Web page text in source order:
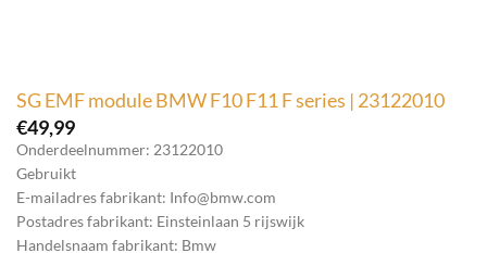
SG EMF module BMW F10 F11 F series | 23122010
€49,99
Onderdeelnummer: 23122010
Gebruikt
E-mailadres fabrikant: Info@bmw.com
Postadres fabrikant: Einsteinlaan 5 rijswijk
Handelsnaam fabrikant: Bmw